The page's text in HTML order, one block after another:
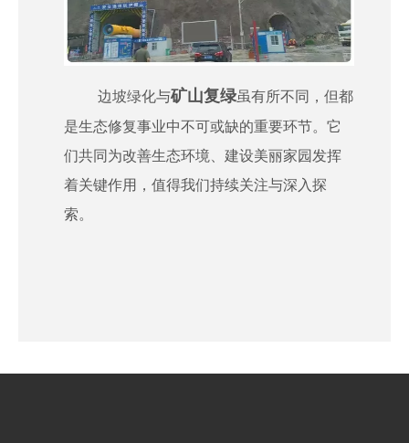
边坡绿化与矿山复绿虽有所不同，但都
是生态修复事业中不可或缺的重要环节。它
们共同为改善生态环境、建设美丽家园发挥
着关键作用，值得我们持续关注与深入探
索。